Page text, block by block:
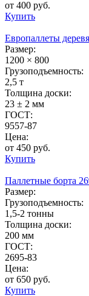
от 400 руб.
Купить
Европаллеты
Размер:
1200 × 800
Грузоподъемность:
2,5 т
Толщина доски:
23 ± 2 мм
ГОСТ:
9557-87
Цена:
от 450 руб.
Купить
Паллетные борта
Размер:
Грузоподъемность:
1,5-2 тонны
Толщина доски:
200 мм
ГОСТ:
2695-83
Цена:
от 650 руб.
Купить